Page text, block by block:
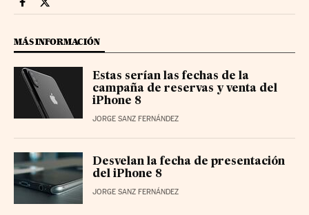
Smartlife Cinco Días en Facebook
Smartlife Cinco Días en Twitter
MÁS INFORMACIÓN
Estas serían las fechas de la
campaña de reservas y venta del
iPhone 8
JORGE SANZ FERNÁNDEZ
Desvelan la fecha de presentación
del iPhone 8
JORGE SANZ FERNÁNDEZ